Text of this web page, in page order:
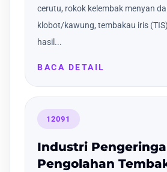
cerutu, rokok kelembak menyan
klobot/kawung, tembakau iris
hasil...
BACA DETAIL
12091
Industri
Pengolahan